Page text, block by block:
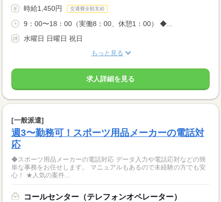
時給1,450円 交通費全額支給
9：00〜18：00（実働8：00、休憩1：00） ◆...
水曜日 日曜日 祝日
もっと見る
求人詳細を見る
[一般派遣]
週3〜勤務可！スポーツ用品メーカーの電話対
応
◆スポーツ用品メーカーの電話対応 データ入力や電話応対などの簡
単な事務をお任せします。 マニュアルもあるので未経験の方でも安
心！ ★人気の案件...
コールセンター（テレフォンオペレーター）